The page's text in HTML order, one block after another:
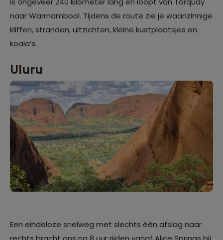
naar Warrnambool. Tijdens de route zie je waanzinnige
kliffen, stranden, uitzichten, kleine kustplaatsjes en
koala’s.
Uluru
Een eindeloze snelweg met slechts één afslag naar